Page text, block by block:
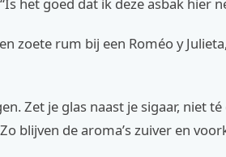
zoete rum bij een Roméo y
Zet je glas naast je sigaar, niet
blijven de aroma’s zuiver en